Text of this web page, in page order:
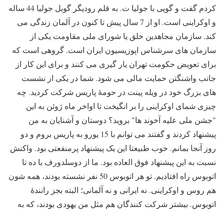
کردم گفت و گویی با جولیا ت. به قلم رودیگر گوبل
جولیا 44 ساله
و اوکراینی است. او از 7 سال پیش تا کنون در آلمان زندگی می
کند. سازمان مجاهدین خلق یا شورای ملی مقاومت یکی از
سازمان های سرشناس اپوزیسیون ایران است. گروهی است که
برای تعویض حکومت تهران یار گیری می کنند و برای این کار از
جانب واشنگتن حمایت مالی می شود. شما در یکی از نشست
های بزرگ خود در ویله پینت در حومۀ پاریس شرکت کردید. چه
چیزی شمای اوکراینی را بر انگیخت تا اواخر ماه ژوئن به این
"جشن ملی علیه آخوند ها" بروید؟ دوستان و آشنایان به من
پیشنهاد کردند و گفتند می توانم با 15 یورو به پاریس بروم و دو
روز آنجا بمانم. خوب طبیعتا این یک پیشنهاد پرمنفعتی بود. واکنش
نسبت به این پیشنهاد فوق العاده بود. ما از دوسلدورف با ده تا
اتوبوس راه افتادیم. تو هر اتوبوس 50 نفر نشسته بودند، همه شون
هم روس و اوکراینی. نه ایرانی و نه آلمانی؛ البته بجز رانندۀ
اتوبوس. بیشتر شرکت کنندگان هم مثل من یهودی بودند، که به